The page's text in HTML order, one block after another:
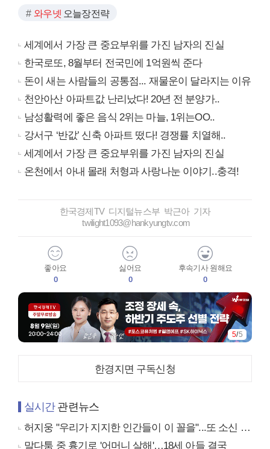
와우넷 오늘장전략
세계에서 가장 큰 중요부위를 가진 남자의 진실
한국로또, 8월부터 전국민에 1억원씩 준다
돈이 새는 사람들의 공통점... 재물운이 달라지는 이유
천안아산 아파트값 난리났다! 20년 전 분양가..
남성활력에 좋은 음식 2위는 마늘, 1위는OO..
강서구 ‘반값’ 신축 아파트 떴다! 경쟁률 치열해..
세계에서 가장 큰 중요부위를 가진 남자의 진실
온천에서 아내 몰래 처형과 사랑나눈 이야기..충격!
한국경제TV 디지털뉴스부 박근아 기자
twilight1093@hankyungtv.com
좋아요
0
싫어요
0
후속기사 원해요
0
5/5
한경지면 구독신청
실시간관련뉴스
허지웅 "우리가 지지한 인간들이 이 꼴을"...또 소신 발언
말다툼 중 흉기로 '어머니 살해'…18세 아들 결국